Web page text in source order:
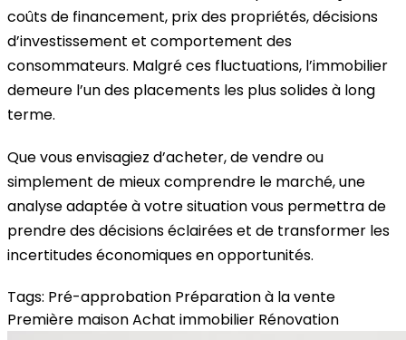
coûts de financement, prix des propriétés, décisions
d’investissement et comportement des
consommateurs. Malgré ces fluctuations, l’immobilier
demeure l’un des placements les plus solides à long
terme.
Que vous envisagiez d’acheter, de vendre ou
simplement de mieux comprendre le marché, une
analyse adaptée à votre situation vous permettra de
prendre des décisions éclairées et de transformer les
incertitudes économiques en opportunités.
Tags: Pré-approbation Préparation à la vente
Première maisonAchat immobilier Rénovation